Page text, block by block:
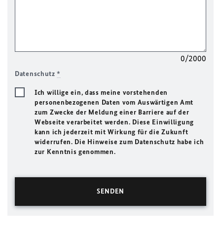
0/2000
Datenschutz*
Ich willige ein, dass meine vorstehenden
personenbezogenen Daten vom Auswärtigen Amt
zum Zwecke der Meldung einer Barriere auf der
Webseite verarbeitet werden. Diese Einwilligung
kann ich jederzeit mit Wirkung für die Zukunft
widerrufen. Die Hinweise zum Datenschutz habe ich
zur Kenntnis genommen.